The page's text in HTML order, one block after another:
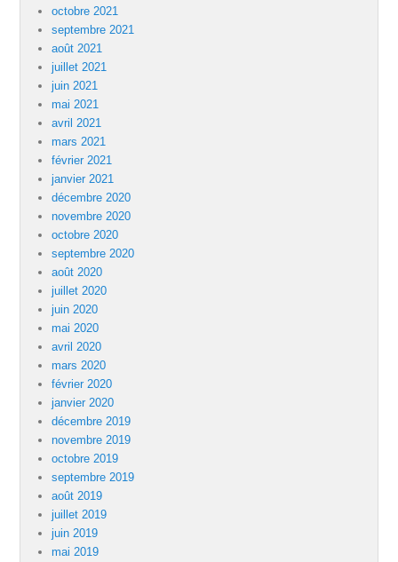
octobre 2021
septembre 2021
août 2021
juillet 2021
juin 2021
mai 2021
avril 2021
mars 2021
février 2021
janvier 2021
décembre 2020
novembre 2020
octobre 2020
septembre 2020
août 2020
juillet 2020
juin 2020
mai 2020
avril 2020
mars 2020
février 2020
janvier 2020
décembre 2019
novembre 2019
octobre 2019
septembre 2019
août 2019
juillet 2019
juin 2019
mai 2019